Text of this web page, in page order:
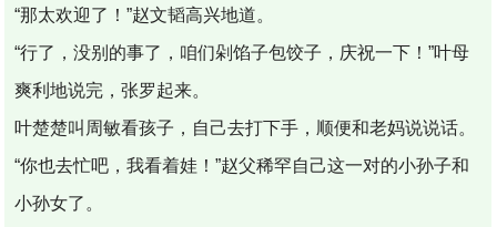
“那太欢迎了！”赵文韬高兴地道。
“行了，没别的事了，咱们剁馅子包饺子，庆祝一下！”叶母
爽利地说完，张罗起来。
叶楚楚叫周敏看孩子，自己去打下手，顺便和老妈说说话。
“你也去忙吧，我看着娃！”赵父稀罕自己这一对的小孙子和
小孙女了。